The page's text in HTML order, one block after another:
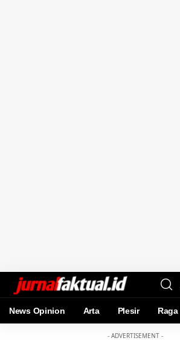
News Opinion Arta Plesir Raga
- ADVERTISEMENT -